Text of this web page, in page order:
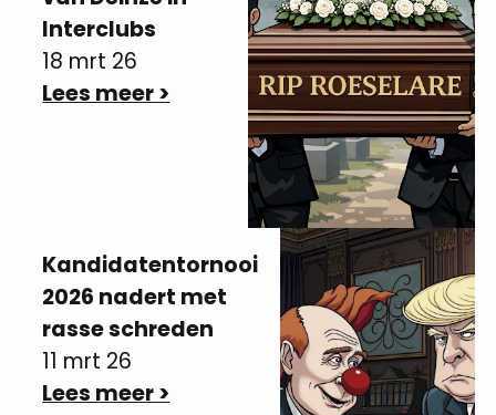
Interclubs
18 mrt 26
Lees meer >
Kandidatentornooi
2026 nadert met
rasse schreden
11 mrt 26
Lees meer >